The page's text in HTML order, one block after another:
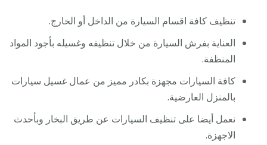
تنظيف كافة اقسام السيارة من الداخل أو الخارج.
العناية بفرش السيارة من خلال تنظيفه وغسيله بأجود المواد
المنظفة.
كافة السيارات مجهزة بكادر مميز من عمال غسيل سيارات
بالمنزل العارضية.
نعمل أيضا على تنظيف السيارات عن طريق البخار وبأحدث
الاجهزة.